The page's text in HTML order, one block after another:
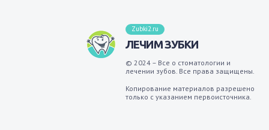
Zubki2.ru
ЛЕЧИМ ЗУБКИ
© 2024 – Все о стоматологии и
лечении зубов. Все права защищены.
Копирование материалов разрешено
только с указанием первоисточника.